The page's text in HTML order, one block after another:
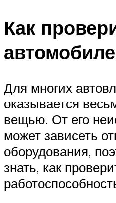
Как
автомобиле
Для многих
оказывается
вещью. От его
может зависеть
оборудования,
знать, как